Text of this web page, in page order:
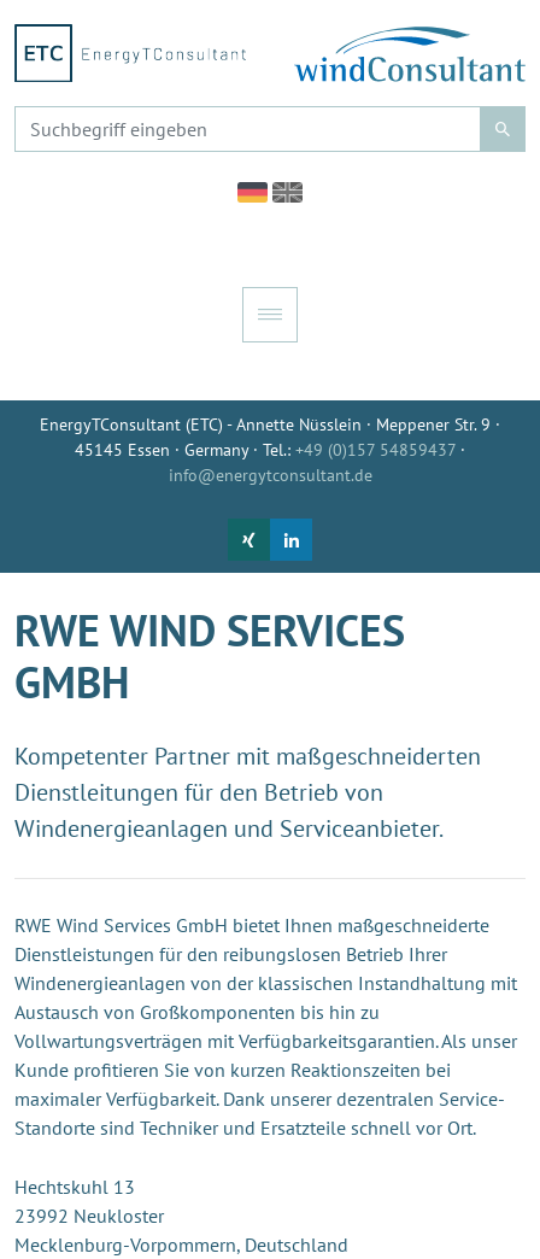
EnergyTConsultant (ETC) - Annette Nüsslein · Meppener Str. 9 ·
45145 Essen · Germany · Tel.: +49 (0)157 54859437 ·
info@energytconsultant.de
RWE WIND SERVICES
GMBH
Kompetenter Partner mit maßgeschneiderten
Dienstleitungen für den Betrieb von
Windenergieanlagen und Serviceanbieter.
RWE Wind Services GmbH bietet Ihnen maßgeschneiderte
Dienstleistungen für den reibungslosen Betrieb Ihrer
Windenergieanlagen von der klassischen Instandhaltung mit
Austausch von Großkomponenten bis hin zu
Vollwartungsverträgen mit Verfügbarkeitsgarantien. Als unser
Kunde profitieren Sie von kurzen Reaktionszeiten bei
maximaler Verfügbarkeit. Dank unserer dezentralen Service-
Standorte sind Techniker und Ersatzteile schnell vor Ort.
Hechtskuhl 13
23992 Neukloster
Mecklenburg-Vorpommern, Deutschland